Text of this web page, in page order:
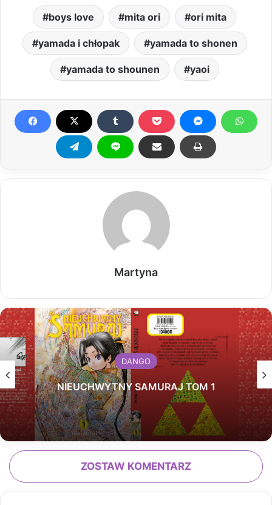
boys love mita ori ori mita
yamada i chłopak yamada to shonen
yamada to shounen yaoi
Martyna
DANGO
NIEUCHWYTNY SAMURAJ TOM 1
ZOSTAW KOMENTARZ